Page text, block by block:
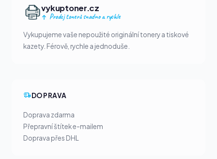
vykuptoner.cz
Prodej tonerů snadno a rychle
Vykupujeme vaše nepoužité originální tonery a tiskové
kazety. Férově, rychle a jednoduše.
DOPRAVA
Doprava zdarma
Přepravní štítek e-mailem
Doprava přes DHL